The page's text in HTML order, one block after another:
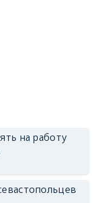
на работу